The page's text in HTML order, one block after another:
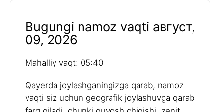
Bugungi namoz vaqti август,
09, 2026
Mahalliy vaqt: 05:40
Qayerda joylashganingizga qarab, namoz
vaqti siz uchun geografik joylashuvga qarab